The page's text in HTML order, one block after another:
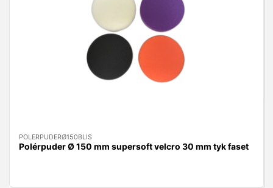
POLERPUDERØ150BLIS
Polérpuder Ø 150 mm supersoft velcro 30 mm tyk faset